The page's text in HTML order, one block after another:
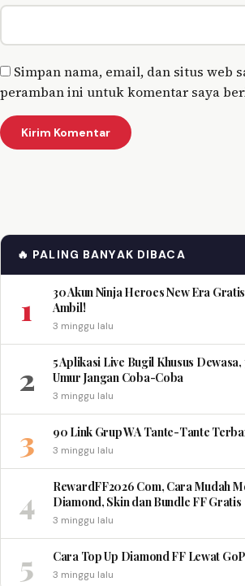
Simpan nama, email, dan situs web
peramban ini untuk komentar saya
🔥 PALING BANYAK DIBACA
1
30 Akun Ninja Heroes New Era
Ambil!
3 minggu lalu
2
5 Aplikasi Live Bugil Khusus
Umur Jangan Coba-Coba
3 minggu lalu
3 90 Link Grup WA Tante-Tante
3 minggu lalu
4
RewardFF2026 Com, Cara Mudah
Diamond, Skin dan Bundle FF Gratis
3 minggu lalu
5 Cara Top Up Diamond FF Lewat
3 minggu lalu